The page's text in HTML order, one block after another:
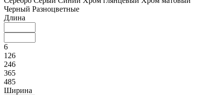
Черный Разноцветные
Длина
6
126
246
365
485
Ширина